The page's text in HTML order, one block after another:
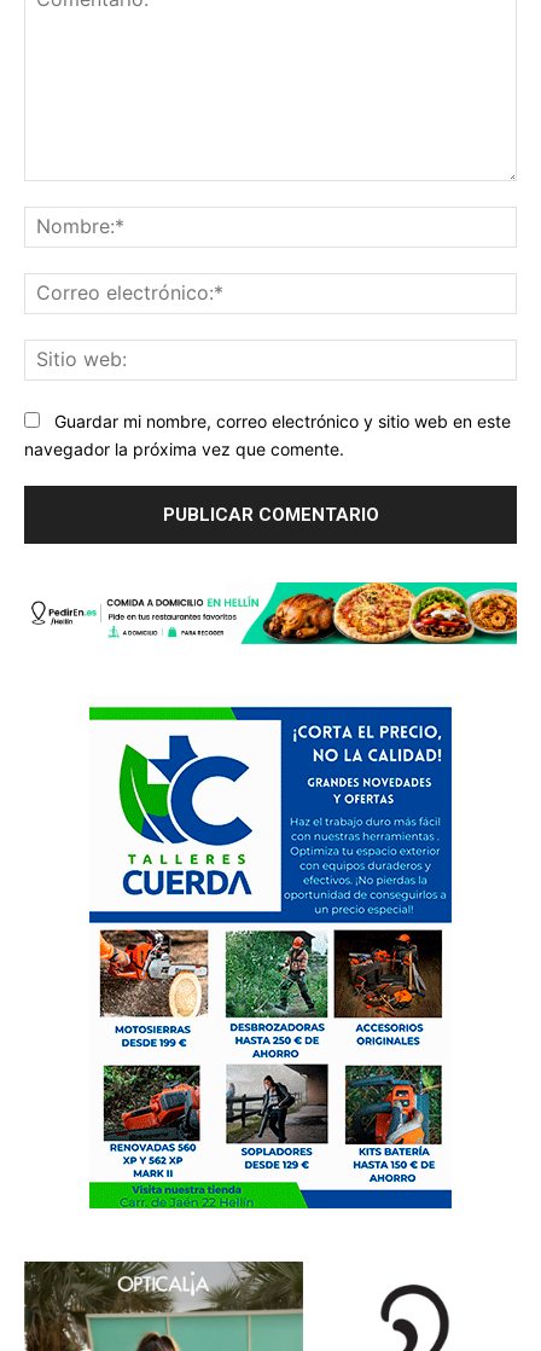
Guardar mi nombre, correo electrónico y sitio web en este
navegador la próxima vez que comente.